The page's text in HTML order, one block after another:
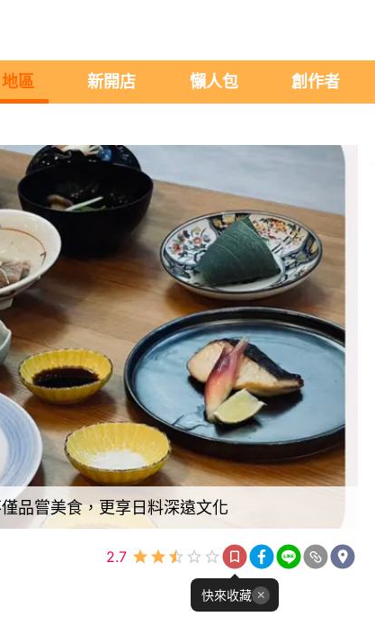
地區 新開店 懶人包 創作者
品嘗美食，更享日料深遠文化
2.7
快來收藏